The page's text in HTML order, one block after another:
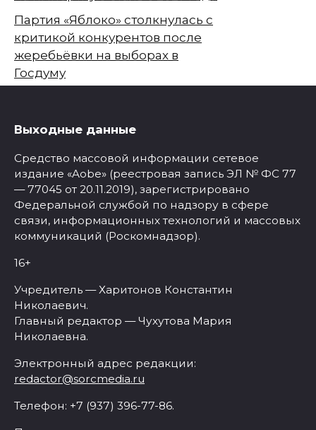
Партия «Яблоко» столкнулась с
критикой конкурентов после
жеребьёвки на выборах в
Госдуму
Выходные данные
Средство массовой информации сетевое
издание «Aobe» (реестровая запись ЭЛ № ФС 77
— 77045 от 20.11.2019), зарегистрировано
Федеральной службой по надзору в сфере
связи, информационных технологий и массовых
коммуникаций (Роскомнадзор).
16+
Учредитель — Харитонов Константин
Николаевич.
Главный редактор — Чухутова Мария
Николаевна.
Электронный адрес редакции:
redactor@sorcmedia.ru
Телефон: +7 (937) 396-77-86.